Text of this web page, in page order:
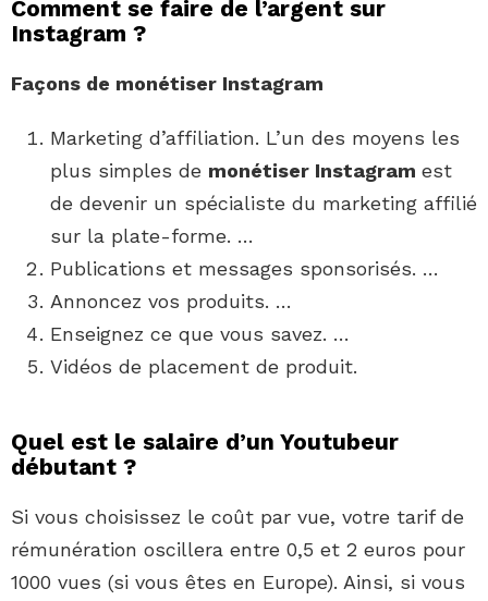
Comment se faire de l’argent sur
Instagram ?
Façons de monétiser Instagram
Marketing d’affiliation. L’un des moyens les
plus simples de monétiser Instagram est
de devenir un spécialiste du marketing affilié
sur la plate-forme. …
Publications et messages sponsorisés. …
Annoncez vos produits. …
Enseignez ce que vous savez. …
Vidéos de placement de produit.
Quel est le salaire d’un Youtubeur
débutant ?
Si vous choisissez le coût par vue, votre tarif de
rémunération oscillera entre 0,5 et 2 euros pour
1000 vues (si vous êtes en Europe). Ainsi, si vous